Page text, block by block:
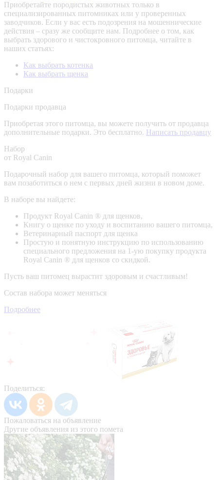
Приобретайте породистых животных только в
специализированных питомниках или у проверенных
заводчиков. Если у вас есть подозрения на мошеннические
действия – сразу же сообщите нам. Подробнее о том, как
выбрать здорового и чистокровного питомца, читайте в
наших статьях:
Как выбрать котенка
Как выбрать щенка
Подарки
Подарки продавца
Приобретая этого питомца, вы можете получить от продавца
дополнительные подарки. Это бесплатно. Написать продавцу
Набор
от Royal Canin
Подарочный набор для вашего питомца, который поможет
вам позаботиться о нем с первых дней жизни в новом доме.
В наборе вы найдете:
Продукт Royal Canin ® для щенков,
Книгу о щенке по уходу и воспитанию вашего питомца,
Ветеринарный паспорт для щенка
Простую и понятную инструкцию по использованию
специального предложения на 1-ую покупку продукта
Royal Canin ® для щенков со скидкой.
Пусть ваш питомец вырастит здоровым и счастливым!
Состав набора может меняться
Подробнее
Поделиться:
Пожаловаться на объявление
Другие объявления из этого помета